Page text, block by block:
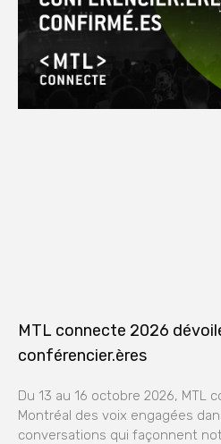
MTL connecte 2026
conférencier.ères
Du 13 au 16 octobre 2026, MTL
Montréal des voix engagées
conversations qui façonnent